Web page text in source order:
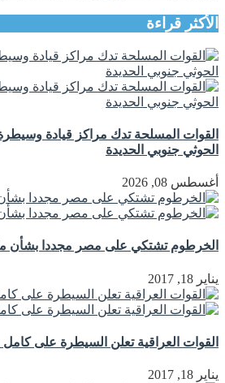
الأكثر قراءة
القوات المسلحة تدك مراكز قيادة
الحوثي جنوبي الحديدة
أغسطس 08, 2026
الخرطوم تشتكي على مصر مجددا بشأن
يناير 18, 2017
القوات العراقية تعلن السيطرة على
يناير 18, 2017